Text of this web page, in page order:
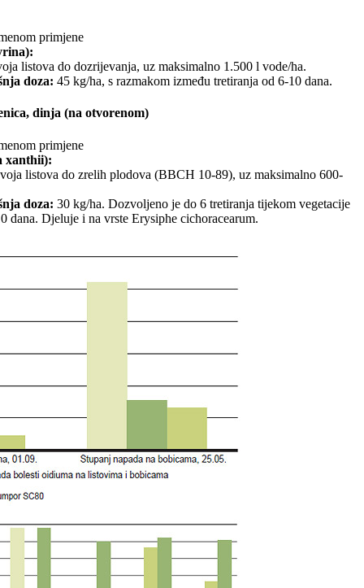
primjene
listova do dozrijevanja, uz maksimalno 1.500 l vode/ha.
doza: 45 kg/ha, s razmakom između tretiranja od 6-10 dana.
dinja (na otvorenom)
primjene
xanthii):
listova do zrelih plodova (BBCH 10-89), uz maksimalno 600-
doza: 30 kg/ha. Dozvoljeno je do 6 tretiranja tijekom vegetacije
dana. Djeluje i na vrste Erysiphe cichoracearum.